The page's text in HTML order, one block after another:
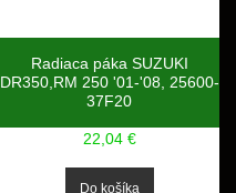
Radiaca páka SUZUKI
DR350,RM 250 '01-'08, 25600-
37F20
22,04 €